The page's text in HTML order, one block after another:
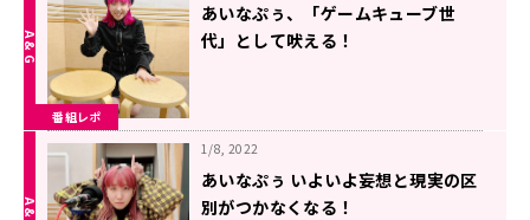
番組レポ
あいなぷぅ、「ゲームキューブ世
代」として吠える！
1/8, 2022
あいなぷぅ いよいよ妄想と現実の区
別がつかなくなる！